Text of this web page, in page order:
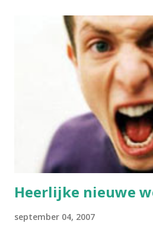
er nog sprake van papierloze
klaslokalen met aan elk bureau
projectorscherm aan het hoofd
daarentegen alsof er steeds aan
gekapt moeten worden om een
papierberg te voeden. Het milieu
het dragen van zware lasten ook
voor de gezondheid van de
medemensen. Eigenl...
Heerlijke nieuwe
september 04, 2007